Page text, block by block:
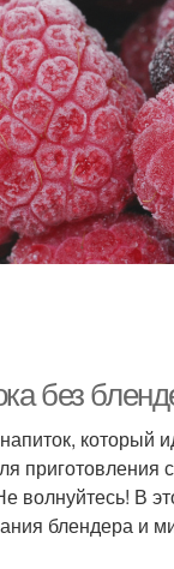
без
который
волнуйтесь! В
блендера и